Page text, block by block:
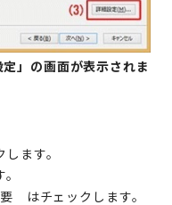
定」の画面が表示されま
ます。
はチェックします。